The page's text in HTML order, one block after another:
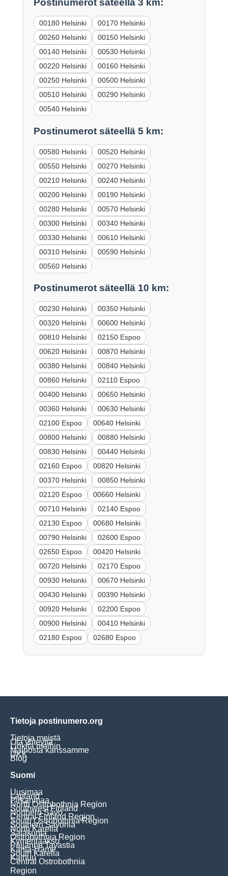
Postinumerot säteellä 3 km:
00180 Helsinki
00170 Helsinki
00260 Helsinki
00150 Helsinki
00140 Helsinki
00530 Helsinki
00220 Helsinki
00160 Helsinki
00250 Helsinki
00500 Helsinki
00510 Helsinki
00290 Helsinki
00540 Helsinki
Postinumerot säteellä 5 km:
00580 Helsinki
00520 Helsinki
00550 Helsinki
00270 Helsinki
00210 Helsinki
00240 Helsinki
00200 Helsinki
00190 Helsinki
00280 Helsinki
00570 Helsinki
00300 Helsinki
00340 Helsinki
00330 Helsinki
00610 Helsinki
00310 Helsinki
00590 Helsinki
00560 Helsinki
Postinumerot säteellä 10 km:
00230 Helsinki
00350 Helsinki
00320 Helsinki
00600 Helsinki
00810 Helsinki
02150 Espoo
00620 Helsinki
00870 Helsinki
00380 Helsinki
00840 Helsinki
00860 Helsinki
02110 Espoo
00400 Helsinki
00650 Helsinki
00360 Helsinki
00630 Helsinki
02100 Espoo
00640 Helsinki
00800 Helsinki
00880 Helsinki
00830 Helsinki
00440 Helsinki
02160 Espoo
00820 Helsinki
00370 Helsinki
00850 Helsinki
02120 Espoo
00660 Helsinki
00710 Helsinki
02140 Espoo
02130 Espoo
00680 Helsinki
00790 Helsinki
02600 Espoo
02650 Espoo
00420 Helsinki
00720 Helsinki
02170 Espoo
00930 Helsinki
00670 Helsinki
00430 Helsinki
00390 Helsinki
00920 Helsinki
02200 Espoo
00900 Helsinki
00410 Helsinki
02180 Espoo
02680 Espoo
Tietoja postinumero.org
Tietoja meistä
Ota yhteyttä
Linkitä meihin
Mainosta kanssamme
UKK
Blog
Suomi
Uusimaa
Lapland
Pirkanmaa
North Ostrobothnia Region
Southwest Finland
Northern Savo
Central Finland Region
South Ostrobothnia Region
Southern Savonia
North Karelia
Satakunta
Ostrobothnia Region
Kymenlaakso
Päijänne Tavastia
Kanta-Häme
South Karelia
Kainuu
Central Ostrobothnia
Region